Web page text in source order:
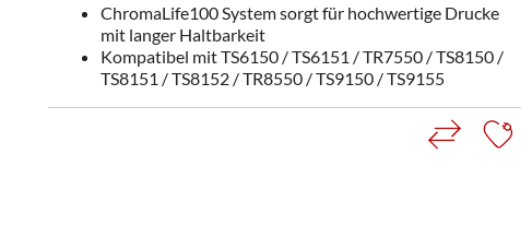
ChromaLife100 System sorgt für hochwertige Drucke
mit langer Haltbarkeit
Kompatibel mit TS6150 / TS6151 / TR7550 / TS8150 /
TS8151 / TS8152 / TR8550 / TS9150 / TS9155